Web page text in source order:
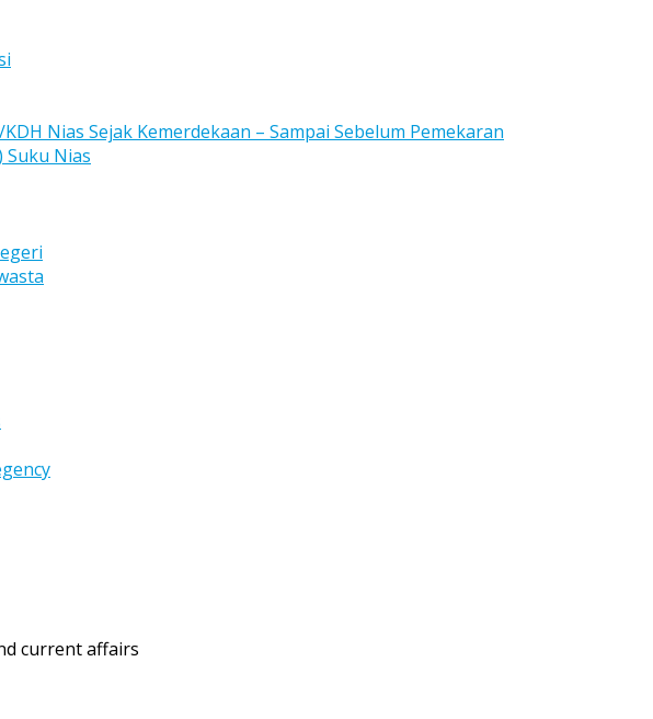
Nias Sejak Kemerdekaan – Sampai Sebelum Pemekaran
Suku Nias
current affairs